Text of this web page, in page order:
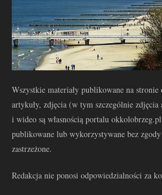
Wszystkie materiały publikowane na
artykuły, zdjęcia (w tym szczególnie
i wideo są własnością portalu
publikowane lub wykorzystywane bez
zastrzeżone.
Redakcja nie ponosi odpowiedzialności za